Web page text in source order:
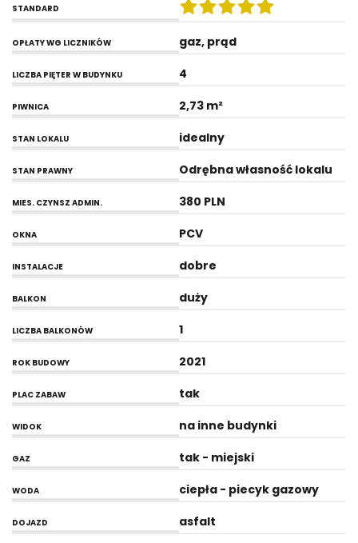
STANDARD
OPŁATY WG LICZNIKÓW gaz, prąd
LICZBA PIĘTER W BUDYNKU 4
PIWNICA 2,73 m²
STAN LOKALU idealny
STAN PRAWNY Odrębna własność lokalu
MIES. CZYNSZ ADMIN. 380 PLN
OKNA PCV
INSTALACJE dobre
BALKON duży
LICZBA BALKONÓW 1
ROK BUDOWY 2021
PLAC ZABAW tak
WIDOK na inne budynki
GAZ tak - miejski
WODA ciepła - piecyk gazowy
DOJAZD asfalt